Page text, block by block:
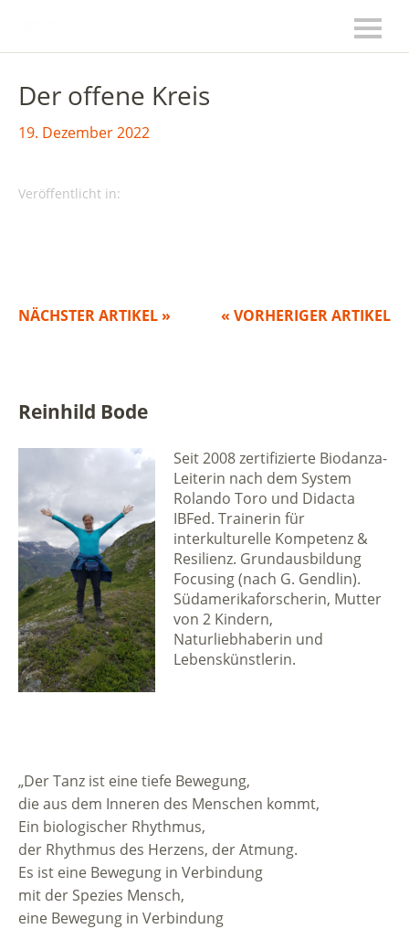
Der offene Kreis
19. Dezember 2022
Veröffentlicht in:
NÄCHSTER ARTIKEL » « VORHERIGER ARTIKEL
Reinhild Bode
Seit 2008 zertifizierte Biodanza-
Leiterin nach dem System
Rolando Toro und Didacta
IBFed. Trainerin für
interkulturelle Kompetenz &
Resilienz. Grundausbildung
Focusing (nach G. Gendlin).
Südamerikaforscherin, Mutter
von 2 Kindern,
Naturliebhaberin und
Lebenskünstlerin.
„Der Tanz ist eine tiefe Bewegung,
die aus dem Inneren des Menschen kommt,
Ein biologischer Rhythmus,
der Rhythmus des Herzens, der Atmung.
Es ist eine Bewegung in Verbindung
mit der Spezies Mensch,
eine Bewegung in Verbindung